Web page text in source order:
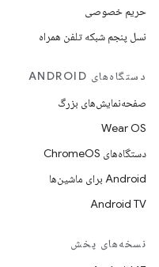
حریم خصوصی
نسل پنجم شبکه تلفن همراه
دستگاه‌های ANDROID
صفحه‌نمایش‌های بزرگ
Wear OS
دستگاه‌های ChromeOS
Android برای ماشین‌ها
Android TV
نسخه‌های پخش